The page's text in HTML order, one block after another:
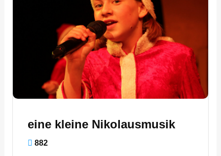
eine kleine Nikolausmusik
882